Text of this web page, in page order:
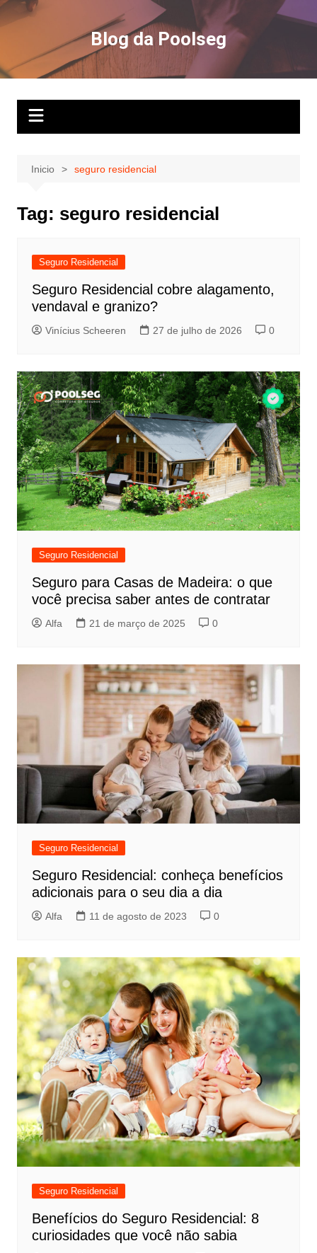
Ir
para
conteúdo
Blog da Poolseg
Inicio seguro residencial
Tag: seguro residencial
Seguro Residencial
Seguro Residencial cobre alagamento,
vendaval e granizo?
Vinícius Scheeren 27 de julho de 2026 0
Seguro Residencial
Seguro para Casas de Madeira: o que
você precisa saber antes de contratar
Alfa 21 de março de 2025 0
Seguro Residencial
Seguro Residencial: conheça benefícios
adicionais para o seu dia a dia
Alfa 11 de agosto de 2023 0
Seguro Residencial
Benefícios do Seguro Residencial: 8
curiosidades que você não sabia